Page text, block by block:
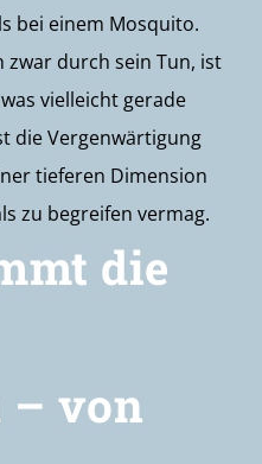
bei einem Mosquito.
durch sein Tun, ist
vielleicht gerade
die Vergenwärtigung
tieferen Dimension
zu begreifen vermag.
die
– von